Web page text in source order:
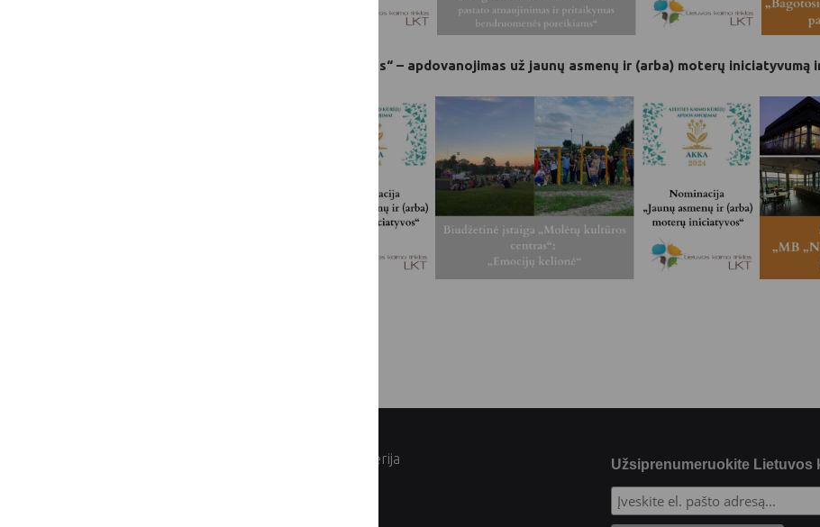
„Jaunų asmenų ir (arba) moterų iniciatyvos“ – apdovanojimas už jaunų asmenų ir (arba) moterų
© Lietuvos Respublikos žemės ūkio ministerija Užsiprenumeruokite Lietuvos